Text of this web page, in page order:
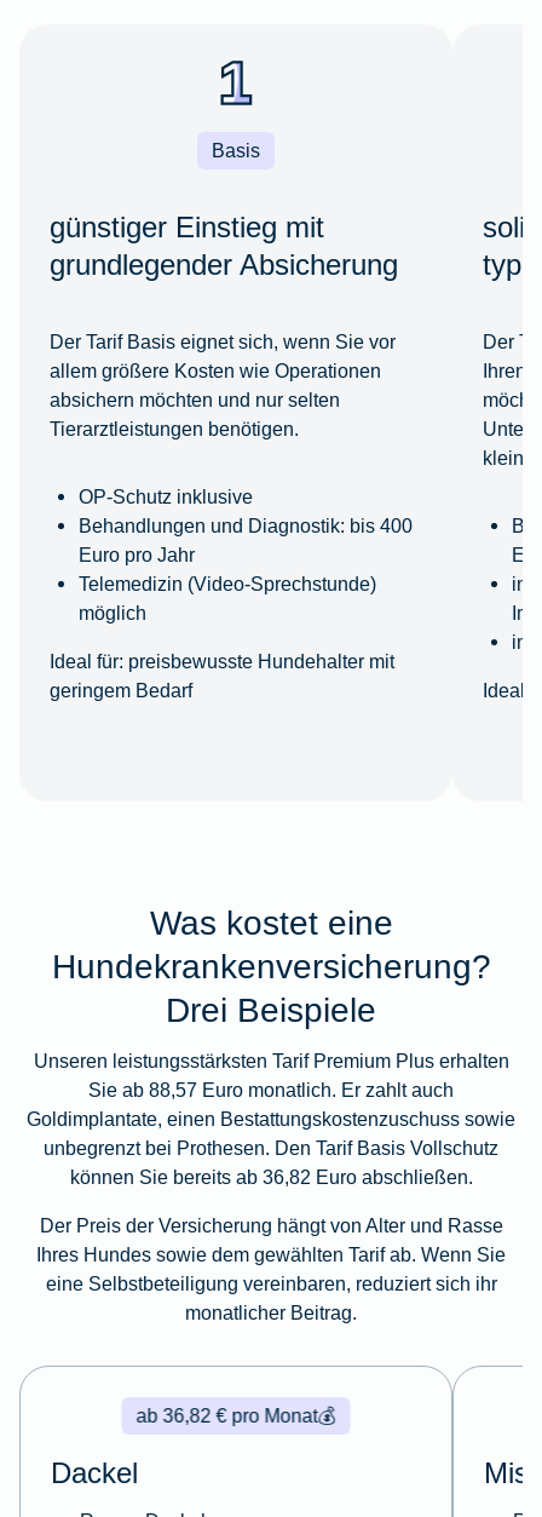
Basis
günstiger Einstieg mit
grundlegender Absicherung
Der Tarif Basis eignet sich, wenn Sie vor
allem größere Kosten wie Operationen
absichern möchten und nur selten
Tierarztleistungen benötigen.
OP-Schutz inklusive
Behandlungen und Diagnostik: bis 400
Euro pro Jahr
Telemedizin (Video-Sprechstunde)
möglich
Ideal für: preisbewusste Hundehalter mit
geringem Bedarf
Der
Ihren
Ideal
Was kostet eine
Hundekrankenversicherung?
Drei Beispiele
Unseren leistungsstärksten Tarif Premium Plus erhalten
Sie ab 88,57 Euro monatlich. Er zahlt auch
Goldimplantate, einen Bestattungskostenzuschuss sowie
unbegrenzt bei Prothesen. Den Tarif Basis Vollschutz
können Sie bereits ab 36,82 Euro abschließen.
Der Preis der Versicherung hängt von Alter und Rasse
Ihres Hundes sowie dem gewählten Tarif ab. Wenn Sie
eine Selbstbeteiligung vereinbaren, reduziert sich ihr
monatlicher Beitrag.
💰
ab 36,82 € pro Monat
Dackel